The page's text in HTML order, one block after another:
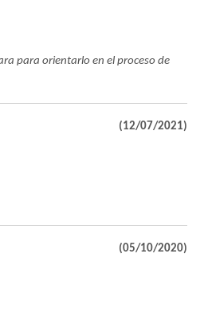
para orientarlo en el proceso de
(12/07/2021)
(05/10/2020)